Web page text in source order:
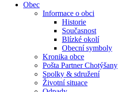
Obec
Informace o obci
Historie
Současnost
Blízké okolí
Obecní symboly
Kronika obce
Pošta Partner Chotýšany
Spolky & sdružení
Životní situace